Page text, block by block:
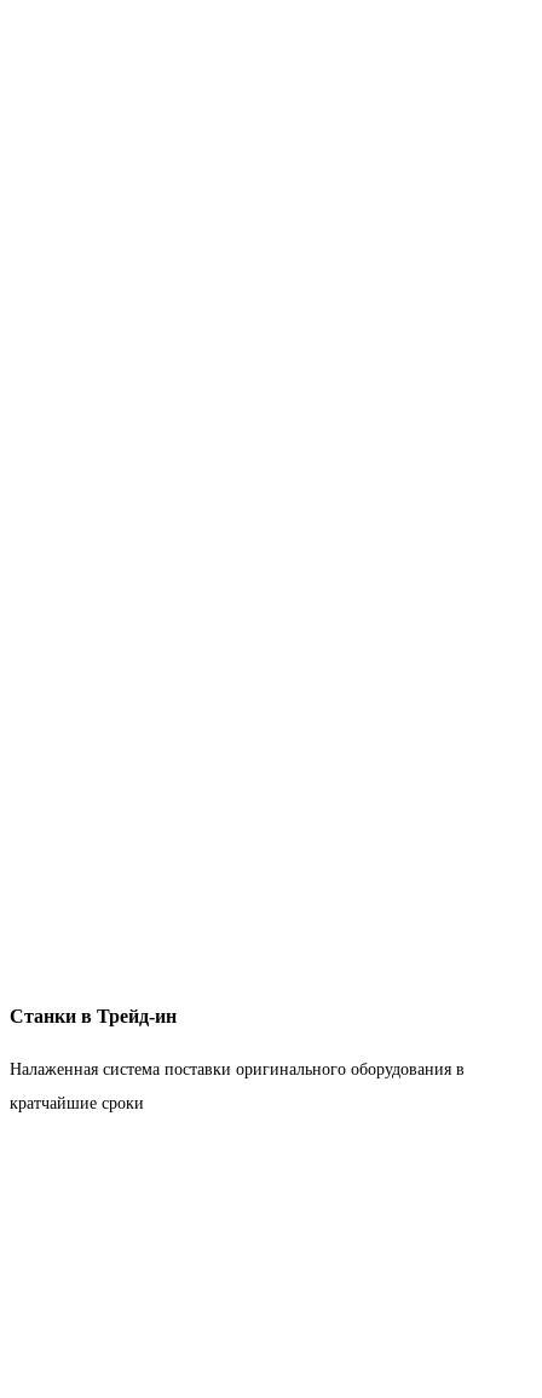
Станки в Трейд-ин
Налаженная система поставки оригинального оборудования в
кратчайшие сроки